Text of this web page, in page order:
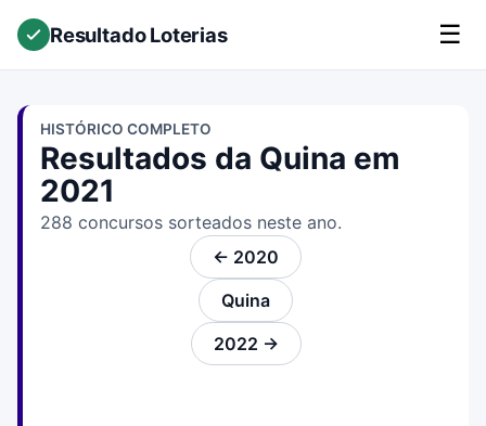
Resultado Loterias ☰
HISTÓRICO COMPLETO
Resultados da Quina em
2021
288 concursos sorteados neste ano.
← 2020
Quina
2022 →